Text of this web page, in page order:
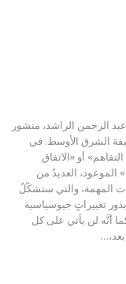
الرحمن الراشد، منشور
الشرق الأوسط. في
أو «الاتفاق
الموعود، العديدُ من
المهمة، والتي ستشكّلُ
تغييراتٍ جيوسياسية
أنَّه لن يأتي على كل
بعد،…